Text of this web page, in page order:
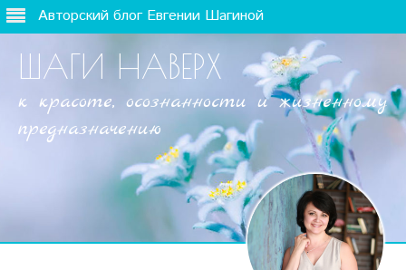
Авторский блог Евгении Шагиной
ШАГИ НАВЕРХ
к красоте, осознанности и жизненному
предназначению